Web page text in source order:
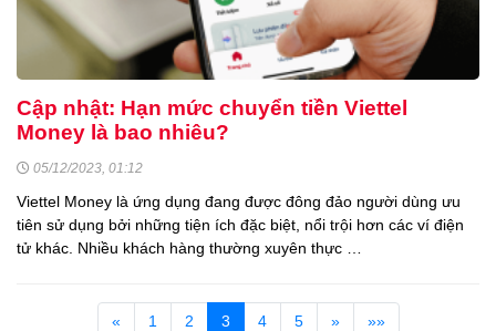
Cập nhật: Hạn mức chuyển tiền Viettel
Money là bao nhiêu?
05/12/2023, 01:12
Viettel Money là ứng dụng đang được đông đảo người dùng ưu
tiên sử dụng bởi những tiện ích đặc biệt, nổi trội hơn các ví điện
tử khác. Nhiều khách hàng thường xuyên thực …
« 1 2 3 4 5 » »»